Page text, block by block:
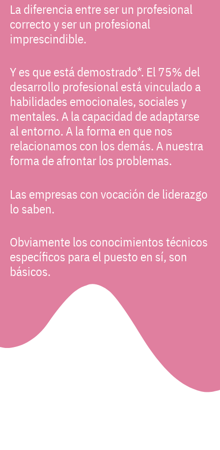
La diferencia entre ser un profesional
correcto y ser un profesional
imprescindible.
Y es que está demostrado*. El 75% del
desarrollo profesional está vinculado a
habilidades emocionales, sociales y
mentales. A la capacidad de adaptarse
al entorno. A la forma en que nos
relacionamos con los demás. A nuestra
forma de afrontar los problemas.
Las empresas con vocación de liderazgo
lo saben.
Obviamente los conocimientos técnicos
específicos para el puesto en sí, son
básicos.